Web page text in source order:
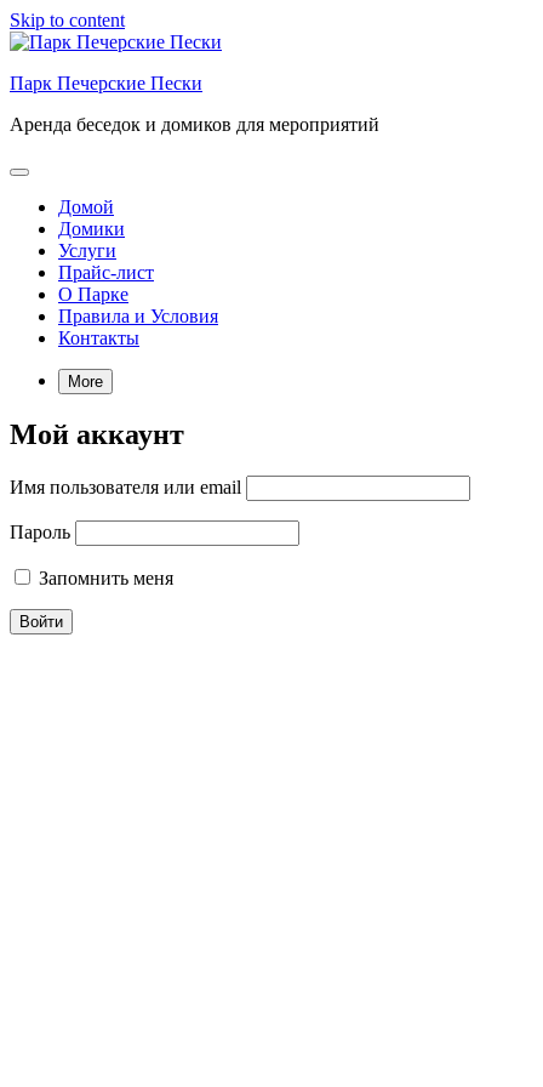
Skip to content
Парк Печерские Пески
Аренда беседок и домиков для мероприятий
Домой
Домики
Услуги
Прайс-лист
О Парке
Правила и Условия
Контакты
More
Мой аккаунт
Имя пользователя или email
Пароль
Запомнить меня